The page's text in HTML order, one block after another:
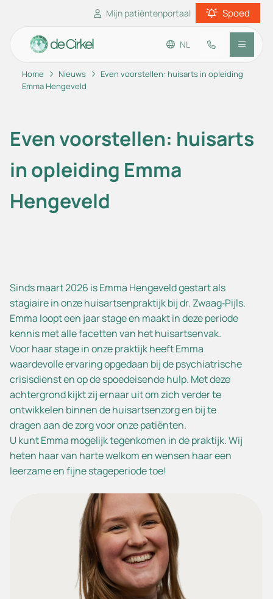
Mijn patiëntenportaal Spoed
Ga naar de hoofdinhoud
Ga naar de footer
Ga naar de toegankelijkheidsinstellingen
NL
Home Nieuws
Even voorstellen: huisarts in opleiding
Emma Hengeveld
Even voorstellen: huisarts
in opleiding Emma
Hengeveld
Sinds maart 2026 is Emma Hengeveld gestart als
stagiaire in onze huisartsenpraktijk bij dr. Zwaag‑Pijls.
Emma loopt een jaar stage en maakt in deze periode
kennis met alle facetten van het huisartsenvak.
Voor haar stage in onze praktijk heeft Emma
waardevolle ervaring opgedaan bij de psychiatrische
crisisdienst en op de spoedeisende hulp. Met deze
achtergrond kijkt zij ernaar uit om zich verder te
ontwikkelen binnen de huisartsenzorg en bij te
dragen aan de zorg voor onze patiënten.
U kunt Emma mogelijk tegenkomen in de praktijk. Wij
heten haar van harte welkom en wensen haar een
leerzame en fijne stageperiode toe!
Patiënteninformatie